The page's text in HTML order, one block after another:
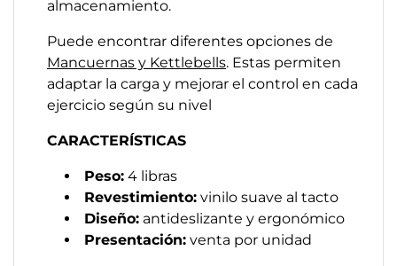
almacenamiento.
Puede encontrar diferentes opciones de
Mancuernas y Kettlebells. Estas permiten
adaptar la carga y mejorar el control en cada
ejercicio según su nivel
CARACTERÍSTICAS
Peso: 4 libras
Revestimiento: vinilo suave al tacto
Diseño: antideslizante y ergonómico
Presentación: venta por unidad